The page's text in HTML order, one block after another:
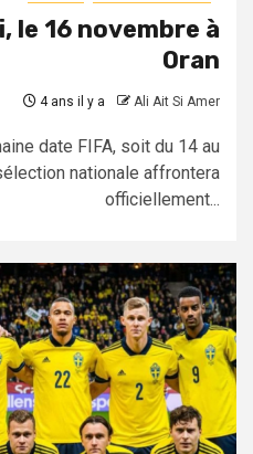
le 16 novembre à
Oran
4 ans il y a Ali Ait Si Amer
date FIFA, soit du 14 au
nationale affrontera
officiellement...